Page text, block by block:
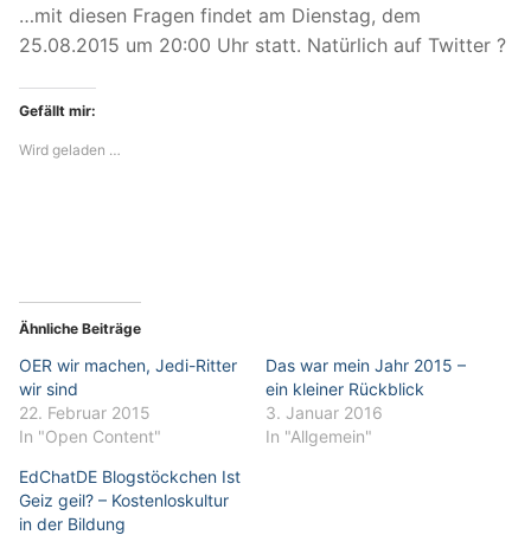
…mit diesen Fragen findet am Dienstag, dem
25.08.2015 um 20:00 Uhr statt. Natürlich auf Twitter ?
Gefällt mir:
Wird geladen …
Ähnliche Beiträge
OER wir machen, Jedi-Ritter
wir sind
22. Februar 2015
In "Open Content"
Das war mein Jahr 2015 –
ein kleiner Rückblick
3. Januar 2016
In "Allgemein"
EdChatDE Blogstöckchen Ist
Geiz geil? – Kostenloskultur
in der Bildung